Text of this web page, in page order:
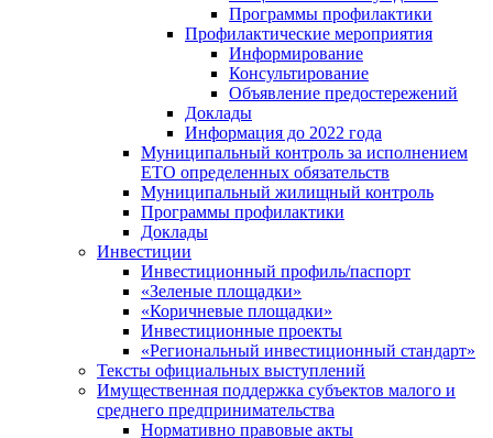
Программы профилактики
Профилактические мероприятия
Информирование
Консультирование
Объявление предостережений
Доклады
Информация до 2022 года
Муниципальный контроль за исполнением
ЕТО определенных обязательств
Муниципальный жилищный контроль
Программы профилактики
Доклады
Инвестиции
Инвестиционный профиль/паспорт
«Зеленые площадки»
«Коричневые площадки»
Инвестиционные проекты
«Региональный инвестиционный стандарт»
Тексты официальных выступлений
Имущественная поддержка субъектов малого и
среднего предпринимательства
Нормативно правовые акты